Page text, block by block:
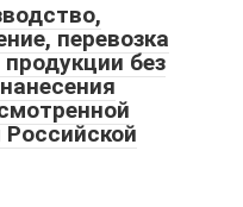
перевозка
без